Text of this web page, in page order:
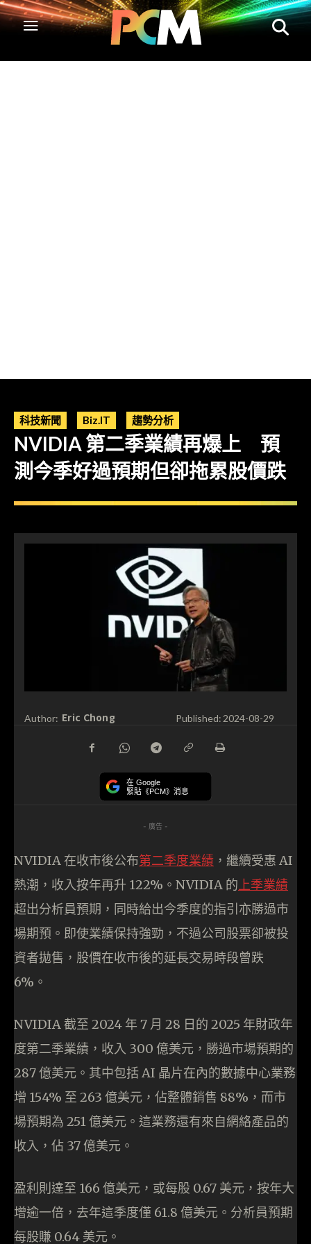
科技新聞 Biz.IT 趨勢分析
NVIDIA 第二季業績再爆上 預
測今季好過預期但卻拖累股價跌
Author: Eric Chong Published: 2024-08-29
在 Google
緊貼《PCM》消息
- 廣告 -
NVIDIA 在收市後公布第二季度業績 ，繼續受惠 AI
熱潮，收入按年再升 122%。NVIDIA 的上季業績
超出分析員預期，同時給出今季度的指引亦勝過市
場期預。即使業績保持強勁，不過公司股票卻被投
資者拋售，股價在收市後的延長交易時段曾跌
6%。
NVIDIA 截至 2024 年 7 月 28 日的 2025 年財政年
度第二季業績，收入 300 億美元，勝過市場預期的
287 億美元。其中包括 AI 晶片在內的數據中心業務
增 154% 至 263 億美元，佔整體銷售 88%，而市
場預期為 251 億美元。這業務還有來自網絡產品的
收入，佔 37 億美元。
盈利則達至 166 億美元，或每股 0.67 美元，按年大
增逾一倍，去年這季度僅 61.8 億美元。分析員預期
每股賺 0.64 美元。